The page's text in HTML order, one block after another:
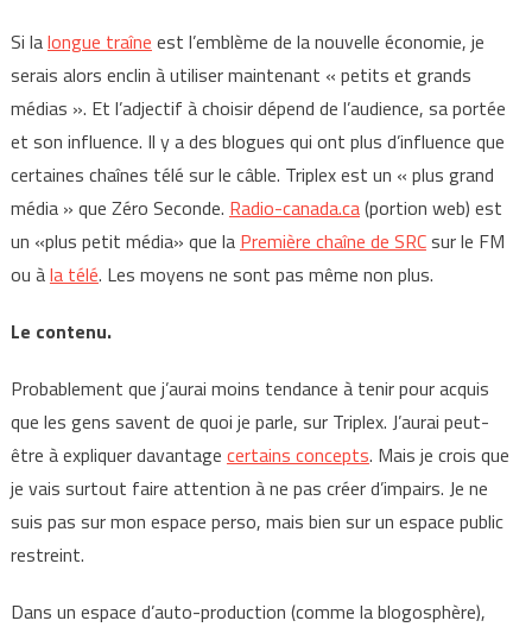
Si lalongue traîne est l’emblème de la nouvelle économie, je
serais alors enclin à utiliser maintenant « petits et grands
médias ». Et l’adjectif à choisir dépend de l’audience, sa portée
et son influence. Il y a des blogues qui ont plus d’influence que
certaines chaînes télé sur le câble. Triplex est un « plus grand
média » que Zéro Seconde. Radio-canada.ca(portion web) est
un «plus petit média» que la Première chaîne de SRCsur le FM
ou àla télé. Les moyens ne sont pas même non plus.
Le contenu.
Probablement que j’aurai moins tendance à tenir pour acquis
que les gens savent de quoi je parle, sur Triplex. J’aurai peut-
être à expliquer davantage certains concepts. Mais je crois que
je vais surtout faire attention à ne pas créer d’impairs. Je ne
suis pas sur mon espace perso, mais bien sur un espace public
restreint.
Dans un espace d’auto-production (comme la blogosphère),